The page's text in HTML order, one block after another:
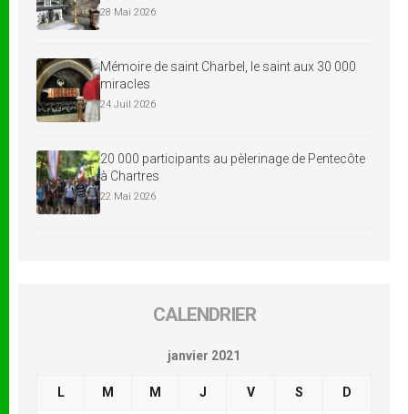
28 Mai 2026
Mémoire de saint Charbel, le saint aux 30 000
miracles
24 Juil 2026
20 000 participants au pèlerinage de Pentecôte
à Chartres
22 Mai 2026
CALENDRIER
janvier 2021
L M M J V S D